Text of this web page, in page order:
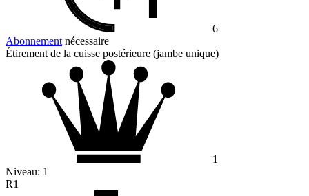
6
Abonnement nécessaire
Étirement de la cuisse postérieure (jambe unique)
1
Niveau: 1
R1